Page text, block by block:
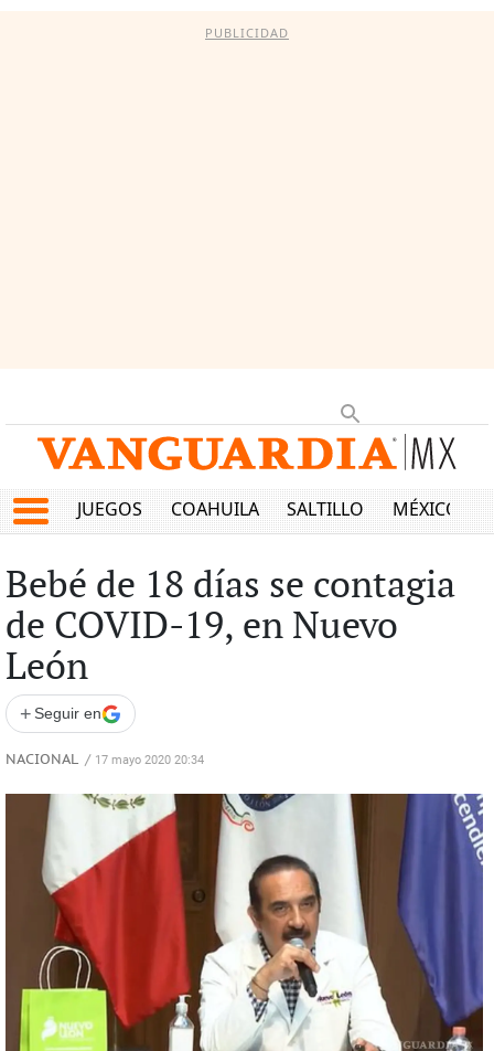
PUBLICIDAD
JUEGOS COAHUILA SALTILLO MÉXICO
Bebé de 18 días se contagia
de COVID-19, en Nuevo
León
+ Seguir en
NACIONAL / 17 mayo 2020 20:34